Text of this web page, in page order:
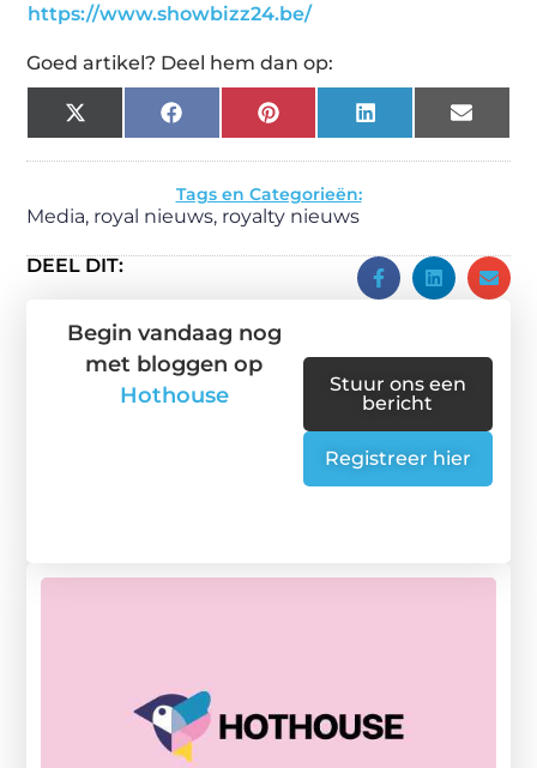
https://www.showbizz24.be/
Goed artikel? Deel hem dan op:
X
(Twitter)
FacebookPinterestLinkedIn Email
Tags en Categorieën:
Media, royal nieuws, royalty nieuws
DEEL DIT:
Begin vandaag nog
met bloggen op
Hothouse
Stuur ons een
bericht
Registreer hier